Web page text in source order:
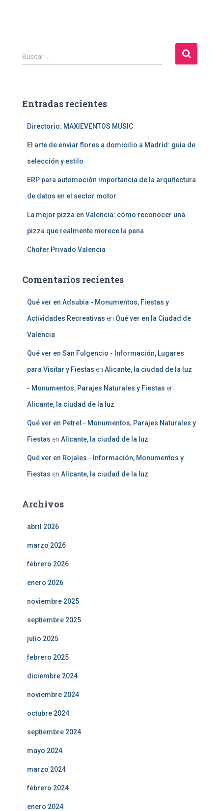
B
u
r
Buscar …
Entradas recientes
Directorio: MAXIEVENTOS MUSIC
El arte de enviar flores a domicilio a Madrid: guía de
selección y estilo
ERP para automoción importancia de la arquitectura
de datos en el sector motor
La mejor pizza en Valencia: cómo reconocer una
pizza que realmente merece la pena
Chofer Privado Valencia
Comentarios recientes
Qué ver en Adsubia - Monumentos, Fiestas y
Actividades Recreativas en Qué ver en la Ciudad de
Valencia
Qué ver en San Fulgencio - Información, Lugares
para Visitar y Fiestas en Alicante, la ciudad de la luz
- Monumentos, Parajes Naturales y Fiestas en
Alicante, la ciudad de la luz
Qué ver en Petrel - Monumentos, Parajes Naturales y
Fiestas en Alicante, la ciudad de la luz
Qué ver en Rojales - Información, Monumentos y
Fiestas en Alicante, la ciudad de la luz
Archivos
abril 2026
marzo 2026
febrero 2026
enero 2026
noviembre 2025
septiembre 2025
julio 2025
febrero 2025
diciembre 2024
noviembre 2024
octubre 2024
septiembre 2024
mayo 2024
marzo 2024
febrero 2024
enero 2024